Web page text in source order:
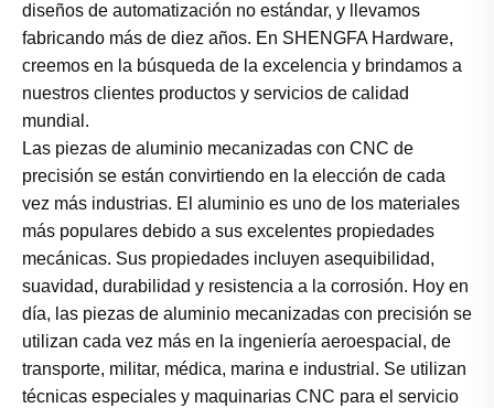
diseños de automatización no estándar, y llevamos
fabricando más de diez años. En SHENGFA Hardware,
creemos en la búsqueda de la excelencia y brindamos a
nuestros clientes productos y servicios de calidad
mundial.
Las piezas de aluminio mecanizadas con CNC de
precisión se están convirtiendo en la elección de cada
vez más industrias. El aluminio es uno de los materiales
más populares debido a sus excelentes propiedades
mecánicas. Sus propiedades incluyen asequibilidad,
suavidad, durabilidad y resistencia a la corrosión. Hoy en
día, las piezas de aluminio mecanizadas con precisión se
utilizan cada vez más en la ingeniería aeroespacial, de
transporte, militar, médica, marina e industrial. Se utilizan
técnicas especiales y maquinarias CNC para el servicio